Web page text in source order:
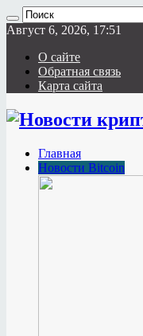
Август 6, 2026, 17:51
О сайте
Обратная связь
Карта сайта
Главная
Новости Bitcoin